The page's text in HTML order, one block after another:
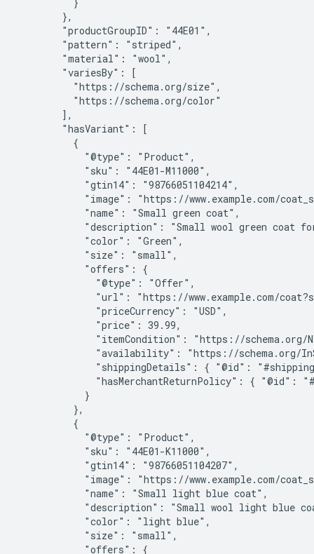
        },
        "productGroupID": "44E01",
        "pattern": "striped",
        "material": "wool",
        "variesBy": [
          "https://schema.org/size",
          "https://schema.org/color"
        ],
        "hasVariant": [
          {
            "@type": "Product",
            "sku": "44E01-M11000",
            "gtin14": "98766051104214",
"image": "https://www.example.com/
            "name": "Small green coat",
"description": "Small wool green coat
            "color": "Green",
            "size": "small",
            "offers": {
              "@type": "Offer",
"url": "https://www.example.com/
              "priceCurrency": "USD",
              "price": 39.99,
"itemCondition": "https://schema.org/
"availability": "https://schema.org/
"shippingDetails": { "@id":
"hasMerchantReturnPolicy": { "@id":
            }
          },
          {
            "@type": "Product",
            "sku": "44E01-K11000",
            "gtin14": "98766051104207",
"image": "https://www.example.com/
            "name": "Small light blue coat",
"description": "Small wool light blue
            "color": "light blue",
            "size": "small",
            "offers": {